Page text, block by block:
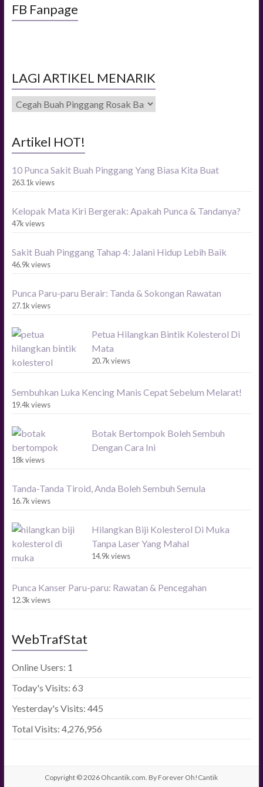
FB Fanpage
LAGI ARTIKEL MENARIK
LAGI
ARTIKEL
Artikel HOT!
10 Punca Sakit Buah Pinggang Yang Biasa Kita Buat
263.1k views
Kelopak Mata Kiri Bergerak: Apakah Punca & Tandanya?
47k views
Sakit Buah Pinggang Tahap 4: Jalani Hidup Lebih Baik
46.9k views
Punca Paru-paru Berair: Tanda & Sokongan Rawatan
27.1k views
Petua Hilangkan Bintik Kolesterol Di
Mata
20.7k views
Sembuhkan Luka Kencing Manis Cepat Sebelum Melarat!
19.4k views
Botak Bertompok Boleh Sembuh
Dengan Cara Ini
18k views
Tanda-Tanda Tiroid, Anda Boleh Sembuh Semula
16.7k views
Hilangkan Biji Kolesterol Di Muka
Tanpa Laser Yang Mahal
14.9k views
Punca Kanser Paru-paru: Rawatan & Pencegahan
12.3k views
WebTrafStat
Online Users: 1
Today's Visits: 63
Yesterday's Visits: 445
Total Visits: 4,276,956
Copyright © 2026 Ohcantik.com. By Forever Oh!Cantik